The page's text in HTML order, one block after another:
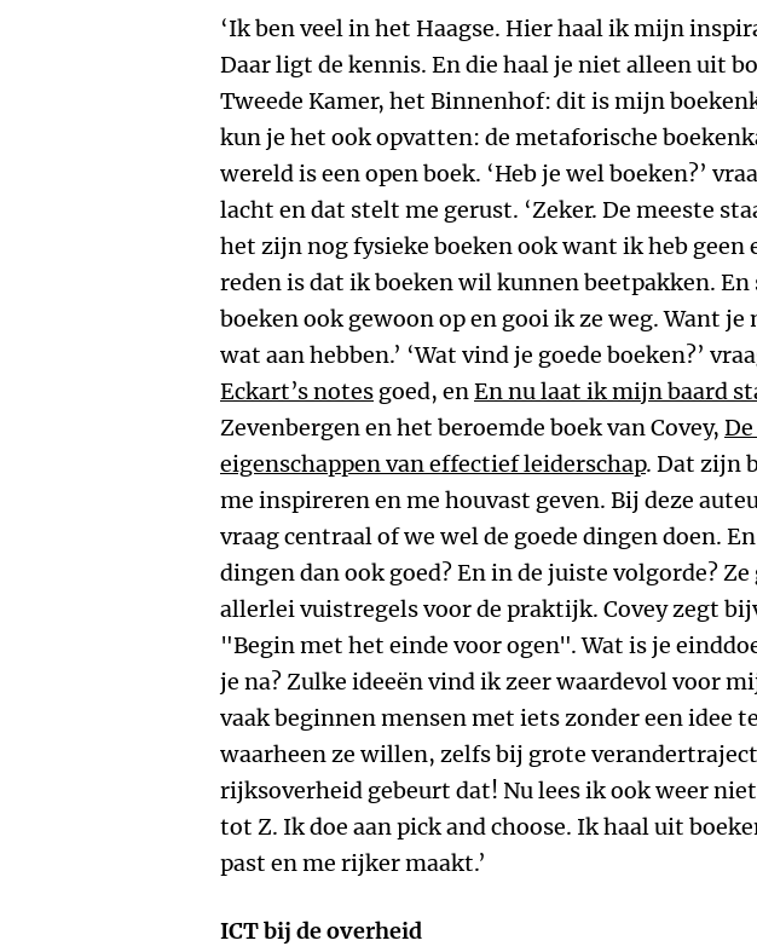
‘Ik ben veel in het Haagse. Hier haal ik mijn
Daar ligt de kennis. En die haal je niet alleen uit
Tweede Kamer, het Binnenhof: dit is mijn
kun je het ook opvatten: de metaforische
wereld is een open boek. ‘Heb je wel boeken?’
lacht en dat stelt me gerust. ‘Zeker. De meeste
het zijn nog fysieke boeken ook want ik heb geen
reden is dat ik boeken wil kunnen beetpakken.
boeken ook gewoon op en gooi ik ze weg. Want je
wat aan hebben.’ ‘Wat vind je goede boeken?’
Eckart’s notes goed, enEn nu laat ik mijn baard
Zevenbergen en het beroemde boek van Covey,
eigenschappen van effectief leiderschap. Dat zijn
me inspireren en me houvast geven. Bij deze
vraag centraal of we wel de goede dingen doen.
dingen dan ook goed? En in de juiste volgorde? Ze
allerlei vuistregels voor de praktijk. Covey zegt
"Begin met het einde voor ogen". Wat is je
je na? Zulke ideeën vind ik zeer waardevol voor
vaak beginnen mensen met iets zonder een idee
waarheen ze willen, zelfs bij grote
rijksoverheid gebeurt dat! Nu lees ik ook weer
tot Z. Ik doe aan pick and choose. Ik haal uit
past en me rijker maakt.’
ICT bij de overheid